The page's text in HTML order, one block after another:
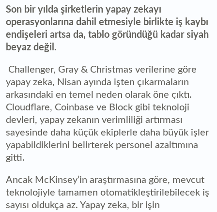
Son bir yılda şirketlerin yapay zekayı
operasyonlarına dahil etmesiyle birlikte iş kaybı
endişeleri artsa da, tablo göründüğü kadar siyah
beyaz değil.
Challenger, Gray & Christmas verilerine göre
yapay zeka, Nisan ayında işten çıkarmaların
arkasındaki en temel neden olarak öne çıktı.
Cloudflare, Coinbase ve Block gibi teknoloji
devleri, yapay zekanın verimliliği artırması
sayesinde daha küçük ekiplerle daha büyük işler
yapabildiklerini belirterek personel azaltımına
gitti.
Ancak McKinsey’in araştırmasına göre, mevcut
teknolojiyle tamamen otomatikleştirilebilecek iş
sayısı oldukça az. Yapay zeka, bir işin